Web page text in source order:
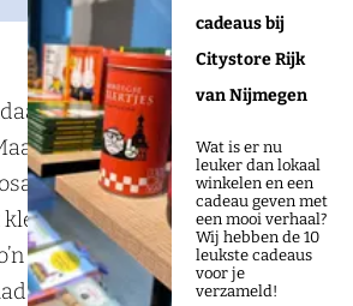
cadeaus bij
Citystore Rijk
van Nijmegen
Wat is er nu
leuker dan lokaal
winkelen en een
cadeau geven met
een mooi verhaal?
Wij hebben de 10
leukste cadeaus
voor je
verzameld!
n
g
:
B
a
t
e
n
de dag een pittoresk
Er zijn ruïnes te zien van
burcht moet zijn geweest.
Batenburg in de late
grote machtsfactor in de
de grote stad Nijmegen de